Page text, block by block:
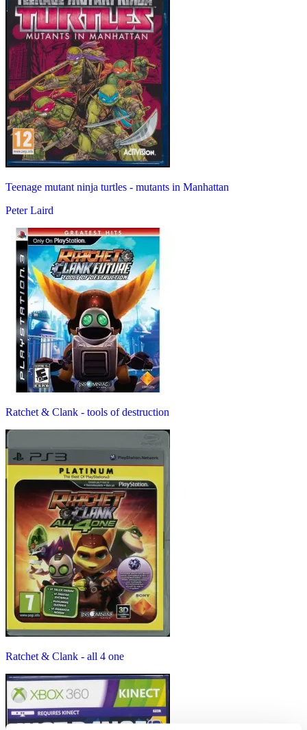
Teenage mutant ninja turtles - mutants in Manhattan
Peter Laird
Ratchet & Clank - tools of destruction
Ratchet & Clank - all 4 one